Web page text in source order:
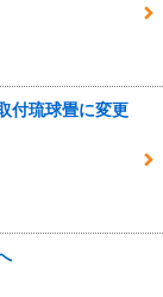
付琉球畳に変更